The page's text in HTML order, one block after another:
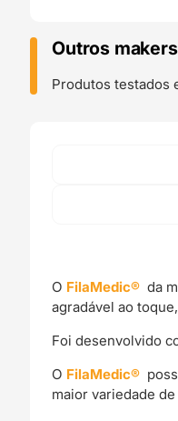
Outros
Produtos testados
O FilaMedic® da
agradável ao
Foi desenvolvido
O FilaMedic®
maior variedade